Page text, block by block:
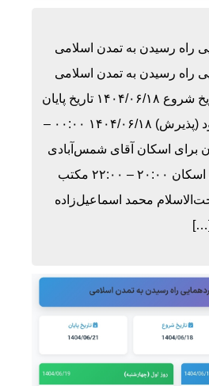
راه رسیدن به تمدن اسلامی
راه رسیدن به تمدن اسلامی
تعداد روزها ۴ روز تاریخ شروع ۱۴۰۴/۰۶/۱۸ تاریخ پایان
۱۴۰۴/۰۶/۲۱ روز ورود (پذیرش) ۱۴۰۴/۰۶/۱۸ ۰۰:۰۰ –
برای اسکان آقای شمس‌آبادی
پذیرش مهمانان برای اسکان ۲۰:۰۰ – ۲۲:۰۰ مکتب
محمد اسماعیل‌زاده